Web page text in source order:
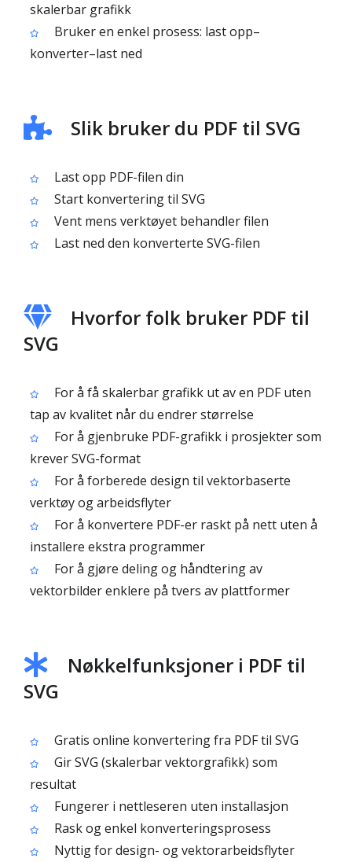
skalerbar grafikk
Bruker en enkel prosess: last opp–
konverter–last ned
Slik bruker du PDF til SVG
Last opp PDF-filen din
Start konvertering til SVG
Vent mens verktøyet behandler filen
Last ned den konverterte SVG-filen
Hvorfor folk bruker PDF til
SVG
For å få skalerbar grafikk ut av en PDF uten
tap av kvalitet når du endrer størrelse
For å gjenbruke PDF-grafikk i prosjekter som
krever SVG-format
For å forberede design til vektorbaserte
verktøy og arbeidsflyter
For å konvertere PDF-er raskt på nett uten å
installere ekstra programmer
For å gjøre deling og håndtering av
vektorbilder enklere på tvers av plattformer
Nøkkelfunksjoner i PDF til
SVG
Gratis online konvertering fra PDF til SVG
Gir SVG (skalerbar vektorgrafikk) som
resultat
Fungerer i nettleseren uten installasjon
Rask og enkel konverteringsprosess
Nyttig for design- og vektorarbeidsflyter